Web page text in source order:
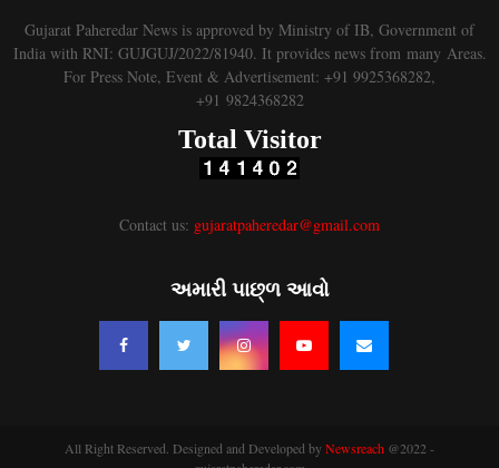
Gujarat Paheredar News is approved by Ministry of IB, Government of
India with RNI: GUJGUJ/2022/81940. It provides news from many Areas.
For Press Note, Event & Advertisement: +91 9925368282,
+91 9824368282
Total Visitor
Contact us: gujaratpaheredar@gmail.com
અમારી પાછ્ળ આવો
All Right Reserved. Designed and Developed byNewsreach @2022 -